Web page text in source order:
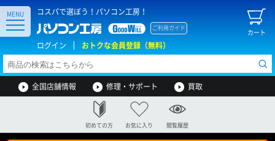
コスパで選ぼう！パソコン工房！
カート
ご利用ガイド
ログイン おトクな会員登録（無料）
MENU
全国店舗情報 修理・サポート 買取
初めての方 お気に入り 閲覧履歴